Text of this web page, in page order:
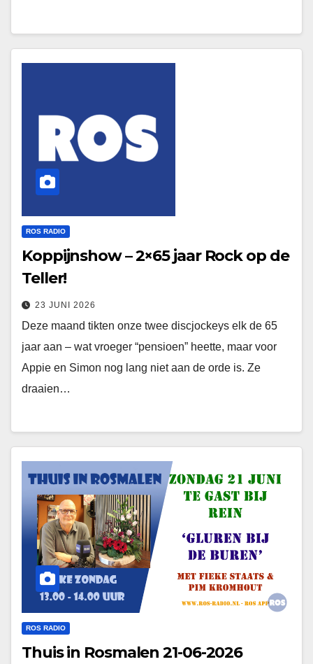
ROS RADIO
Koppijnshow – 2×65 jaar Rock op de
Teller!
23 JUNI 2026
Deze maand tikten onze twee discjockeys elk de 65
jaar aan – wat vroeger “pensioen” heette, maar voor
Appie en Simon nog lang niet aan de orde is. Ze
draaien…
ROS RADIO
Thuis in Rosmalen 21-06-2026